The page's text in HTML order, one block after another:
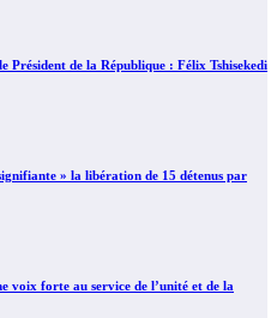
de la République : Félix Tshisekedi
» la libération de 15 détenus par
voix forte au service de l’unité et de la